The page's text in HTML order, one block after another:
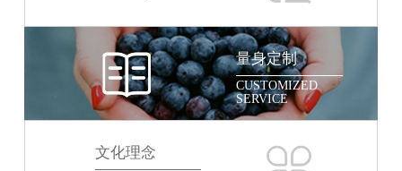
量身定制
CUSTOMIZED
SERVICE
文化理念